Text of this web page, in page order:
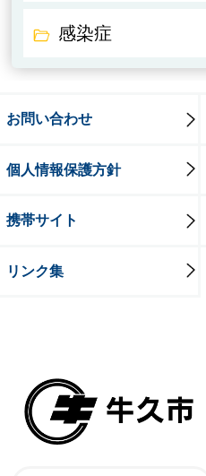
感染症
お問い合わせ
個人情報保護方針
携帯サイト
リンク集